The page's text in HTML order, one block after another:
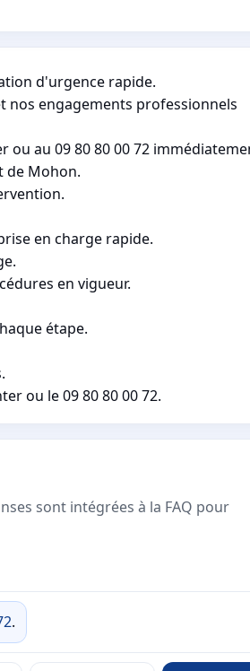
d'urgence rapide.
nos engagements professionnels
au 09 80 80 00 72
de Mohon.
en charge rapide.
en vigueur.
étape.
ou le 09 80 80 00 72.
sont intégrées à la FAQ pour
.